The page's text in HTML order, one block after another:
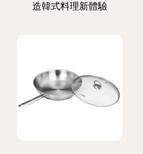
造韓式料理新體驗